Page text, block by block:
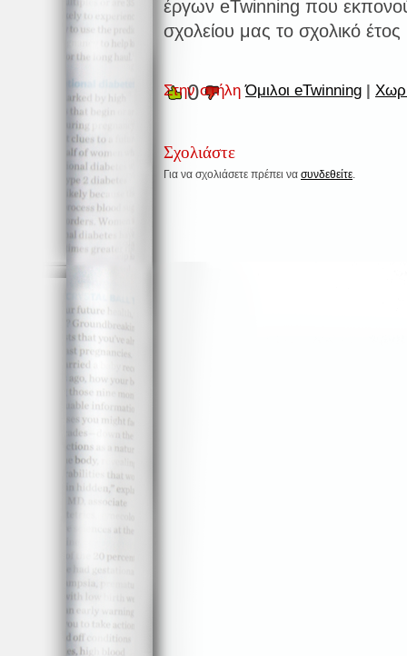
έργων eTwinning που
σχολείου μας το σχολικό
Στην στήληΌμιλοι eTwinning
0
Σχολιάστε
Για να σχολιάσετε πρέπει να συνδεθείτε.